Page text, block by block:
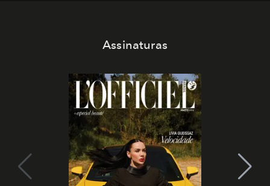
Assinaturas